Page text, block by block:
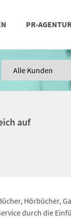
PR-
auf
Hörbücher,
durch die